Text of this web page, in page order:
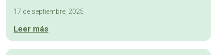
17 de septiembre, 2025
Leer más